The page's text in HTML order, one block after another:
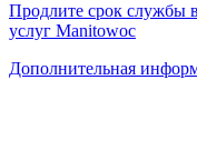
Продлите срок службы
услуг Manitowoc
Дополнительная